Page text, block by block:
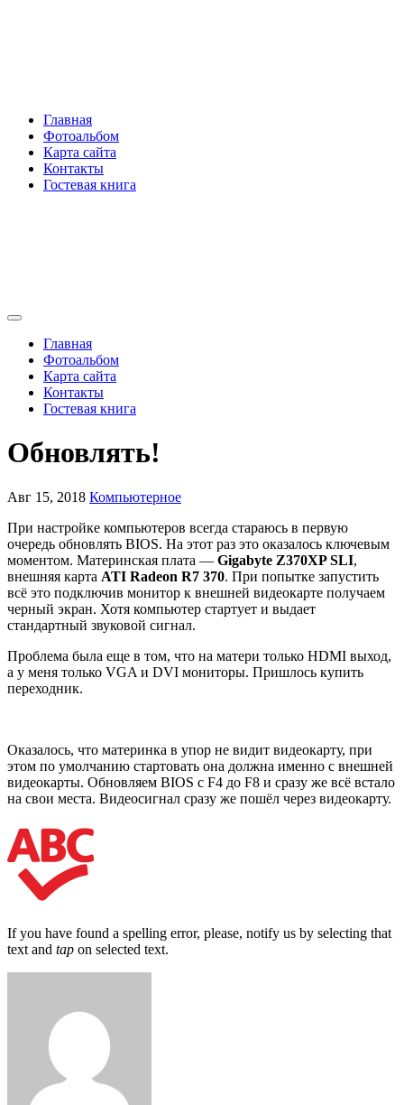
Главная
Фотоальбом
Карта сайта
Контакты
Гостевая книга
Главная
Фотоальбом
Карта сайта
Контакты
Гостевая книга
Обновлять!
Авг 15, 2018 Компьютерное
При настройке компьютеров всегда стараюсь в первую
очередь обновлять BIOS. На этот раз это оказалось ключевым
моментом. Материнская плата — Gigabyte Z370XP SLI,
внешняя карта ATI Radeon R7 370. При попытке запустить
всё это подключив монитор к внешней видеокарте получаем
черный экран. Хотя компьютер стартует и выдает
стандартный звуковой сигнал.
Проблема была еще в том, что на матери только HDMI выход,
а у меня только VGA и DVI мониторы. Пришлось купить
переходник.
Оказалось, что материнка в упор не видит видеокарту, при
этом по умолчанию стартовать она должна именно с внешней
видеокарты. Обновляем BIOS с F4 до F8 и сразу же всё встало
на свои места. Видеосигнал сразу же пошёл через видеокарту.
If you have found a spelling error, please, notify us by selecting that
text and tap on selected text.